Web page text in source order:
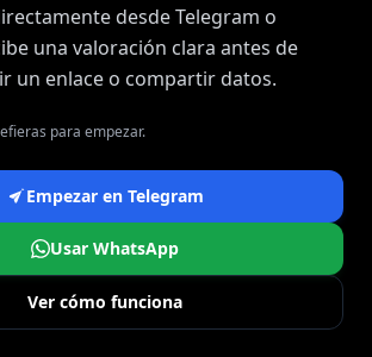
desde Telegram o
una valoración clara antes de
un enlace o compartir datos.
para empezar.
Empezar en Telegram
Usar WhatsApp
Ver cómo funciona